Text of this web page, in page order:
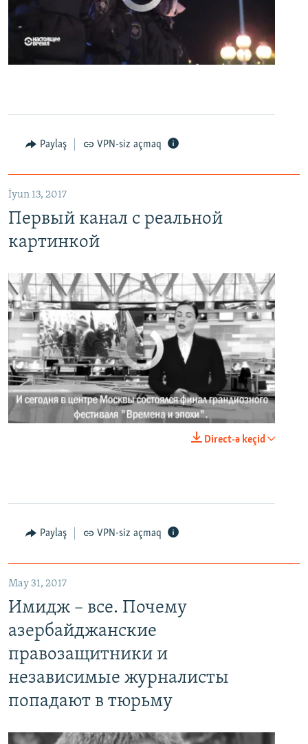
Paylaş VPN-siz açmaq
İyun 13, 2017
Первый канал с реальной
картинкой
EMBED
No media source currently available
Direct-ə keçid
Paylaş VPN-siz açmaq
May 31, 2017
Имидж – все. Почему
азербайджанские
правозащитники и
независимые журналисты
попадают в тюрьму
EMBED
Имидж – все. Почему азербайджанские правозащитники и независимые журналисты попадают в тюрьму